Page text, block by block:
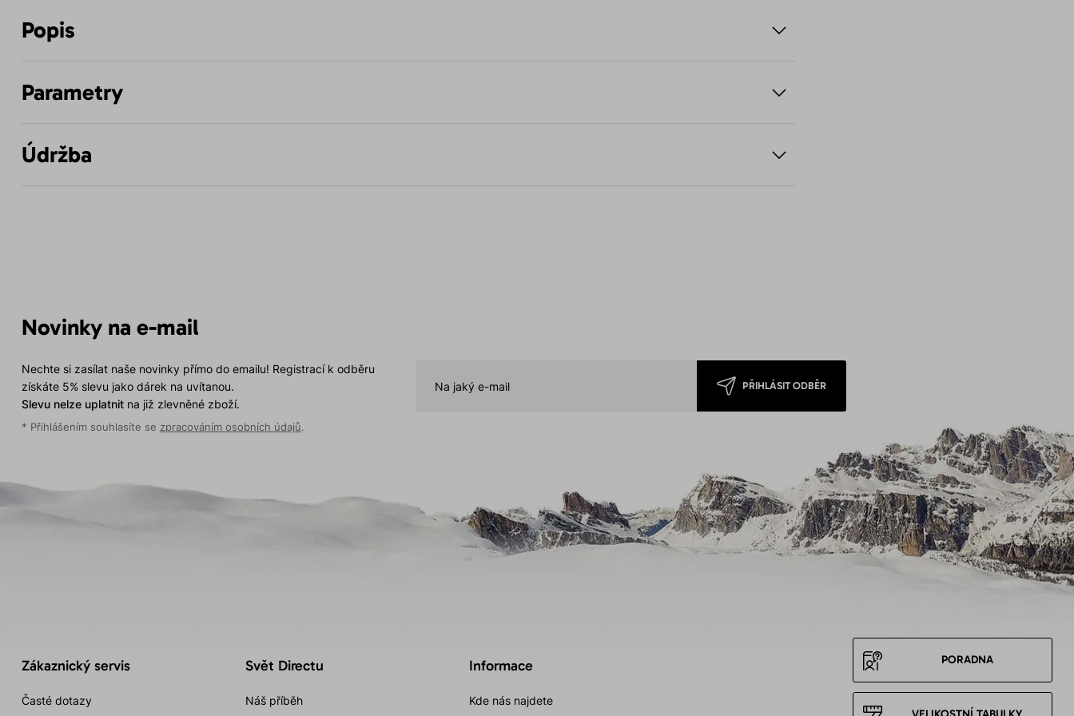
Popis
Parametry
Údržba
Novinky na e-mail
Nechte si zasílat naše novinky přímo do emailu! Registrací k odběru
získáte 5% slevu jako dárek na uvítanou.
Slevu nelze uplatnitna již zlevněné zboží.
* Přihlášením souhlasíte se zpracováním osobních údajů.
PŘIHLÁSIT ODBĚR
Zákaznický servis
Časté dotazy
Svět Directu
Náš příběh
Informace
Kde nás najdete
PORADNA